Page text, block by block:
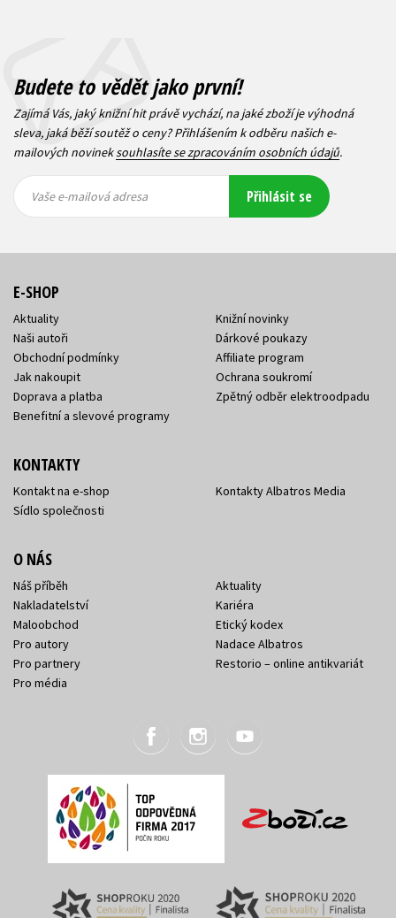
Budete to vědět jako první!
Zajímá Vás, jaký knižní hit právě vychází, na jaké zboží je výhodná
sleva, jaká běží soutěž o ceny? Přihlášením k odběru našich e-
mailových novineksouhlasíte se zpracováním osobních údajů.
mailová
mailová
Vaše e-mailová adresa Přihlásit se
E-SHOP
Aktuality
Naši autoři
Obchodní podmínky
Jak nakoupit
Doprava a platba
Benefitní a slevové programy
Knižní novinky
Dárkové poukazy
Affiliate program
Ochrana soukromí
Zpětný odběr elektroodpadu
KONTAKTY
Kontakt na e-shop
Sídlo společnosti
Kontakty Albatros Media
O NÁS
Náš příběh
Nakladatelství
Maloobchod
Pro autory
Pro partnery
Pro média
Aktuality
Kariéra
Etický kodex
Nadace Albatros
Restorio – online antikvariát